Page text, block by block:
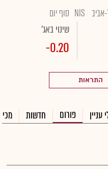
אביב NIS סוף יום
שינוי באג'
-0.20
התראות
עניין פורום חדשות